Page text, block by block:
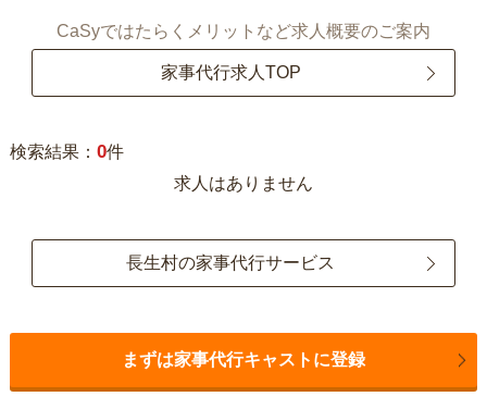
CaSyではたらくメリットなど求人概要のご案内
家事代行求人TOP
検索結果： 0件
求人はありません
長生村の家事代行サービス
まずは家事代行キャストに登録